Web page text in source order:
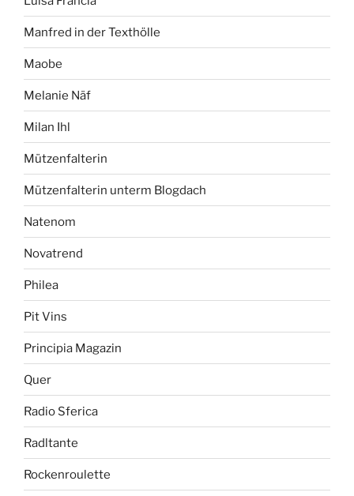
Manfred in der Texthölle
Maobe
Melanie Näf
Milan Ihl
Mützenfalterin
Mützenfalterin unterm Blogdach
Natenom
Novatrend
Philea
Pit Vins
Principia Magazin
Quer
Radio Sferica
Radltante
Rockenroulette